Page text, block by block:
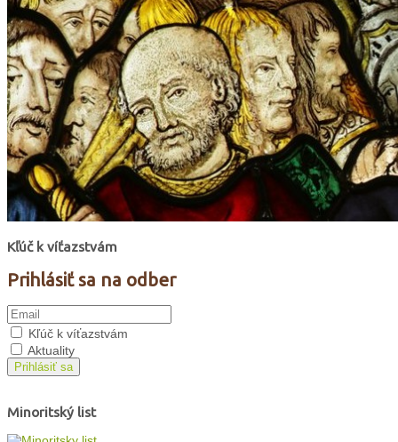
Kľúč k víťazstvám
Prihlásiť sa na odber
Kľúč k víťazstvám
Aktuality
Prihlásiť sa
Minoritský list